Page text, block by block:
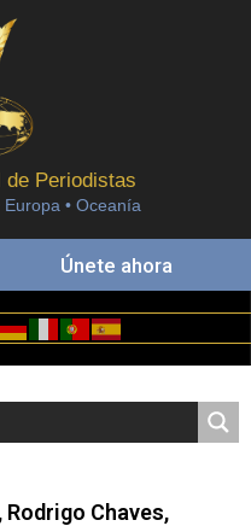
de Periodistas
Europa • Oceanía
Únete ahora
Chaves,